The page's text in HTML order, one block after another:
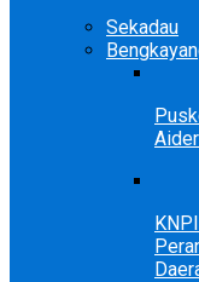
Sekadau